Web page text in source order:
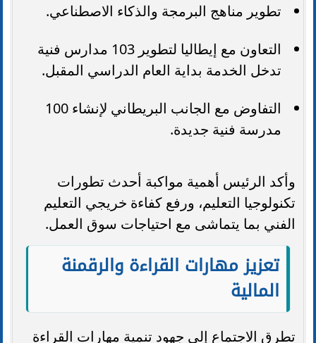
تطوير مناهج البرمجة والذكاء الاصطناعي.
التعاون مع إيطاليا لتطوير 103 مدارس فنية
تدخل الخدمة بداية العام الدراسي المقبل.
التفاوض مع الجانب البريطاني لإنشاء 100
مدرسة فنية جديدة.
وأكد الرئيس أهمية مواكبة أحدث تطورات
تكنولوجيا التعليم، ورفع كفاءة خريجي التعليم
الفني بما يتماشى مع احتياجات سوق العمل.
تعزيز مهارات القراءة والرقمنة
المالية
تطرق الاجتماع إلى جهود تنمية مهارات القراءة